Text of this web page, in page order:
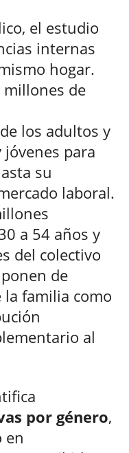
el estudio
internas
hogar.
millones de
los adultos y
para
su
laboral.
a 54 años y
del colectivo
de
la familia como
al
por género,
en